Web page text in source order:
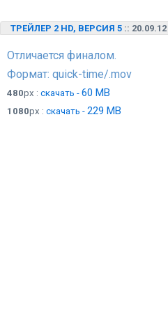
ТРЕЙЛЕР 2 HD, ВЕРСИЯ 5 :: 20.09.12
Отличается финалом.
Формат: quick-time/.mov
480px : скачать - 60 MB
1080px : скачать - 229 MB